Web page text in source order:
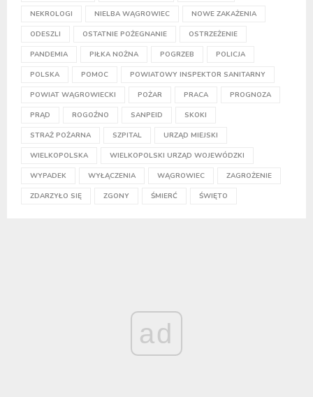
NEKROLOGI NIELBA WĄGROWIEC NOWE ZAKAŻENIA
ODESZLI OSTATNIE POŻEGNANIE OSTRZEŻENIE
PANDEMIA PIŁKA NOŻNA POGRZEB POLICJA
POLSKA POMOC POWIATOWY INSPEKTOR SANITARNY
POWIAT WĄGROWIECKI POŻAR PRACA PROGNOZA
PRĄD ROGOŹNO SANPEID SKOKI
STRAŻ POŻARNA SZPITAL URZĄD MIEJSKI
WIELKOPOLSKA WIELKOPOLSKI URZĄD WOJEWÓDZKI
WYPADEK WYŁĄCZENIA WĄGROWIEC ZAGROŻENIE
ZDARZYŁO SIĘ ZGONY ŚMIERĆ ŚWIĘTO
ad